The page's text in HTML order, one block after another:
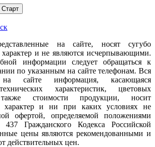
на сайте, носят сугубо
и не являются исчерпывающими.
информации следует обращаться к
по указанным на сайте телефонам. Вся
на сайте информация, касающаяся
характеристик, цветовых
стоимости продукции, носит
характер и ни при каких условиях не
офертой, определяемой положениями
Гражданского Кодекса Российской
цены являются рекомендованными и
действительных цен.